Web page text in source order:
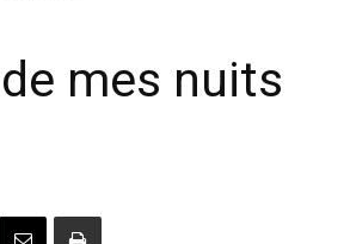
mes nuits